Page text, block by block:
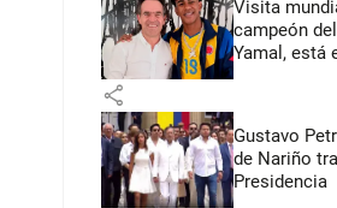
Visita
campeón
Yamal, está
share
Gustavo
de Nariño
Presidencia